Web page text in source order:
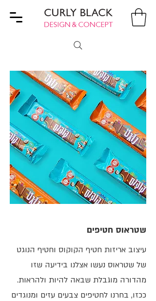
שטראוס חטיפים
עיצוב אריזות חטיף הקוקוס וחטיף הנוגט
של שטראוס נעשו אצלנו בידיעה שזו
מהדורה מוגבלת שבאה להיות ולהראות.
ככזו, בחרנו לחטיפים צבעים עזים ומנוגדים